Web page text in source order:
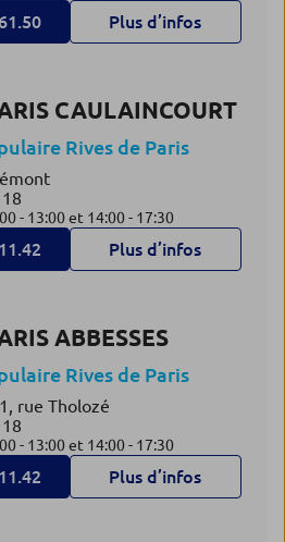
Plus d’infos
CAULAINCOURT
Rives de Paris
- 13:00 et 14:00 - 17:30
Plus d’infos
ABBESSES
Rives de Paris
rue Tholozé
- 13:00 et 14:00 - 17:30
Plus d’infos